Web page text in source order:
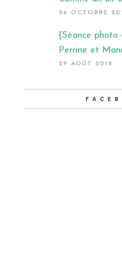
26 OCTOBRE
{Séance photo
Perrine et
29 AOÛT 2018
F A C E B